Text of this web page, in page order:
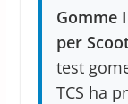
Gomme
per
test
TCS ha